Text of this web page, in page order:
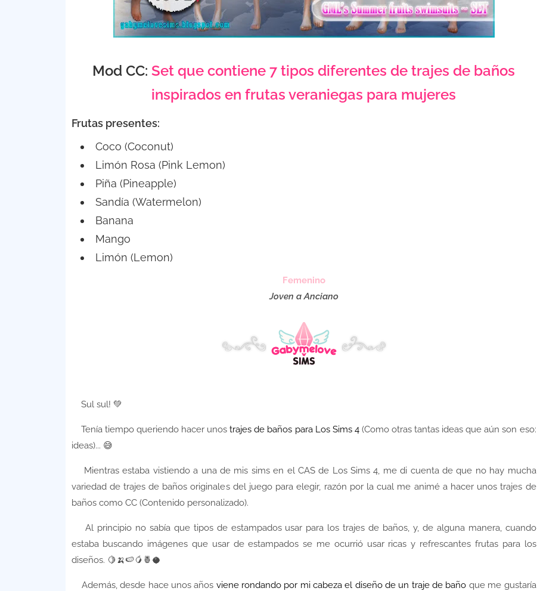
Mod CC: Set que contiene 7 tipos diferentes de trajes de baños
inspirados en frutas veraniegas para mujeres
Frutas presentes:
Coco (Coconut)
Limón Rosa (Pink Lemon)
Piña (Pineapple)
Sandía (Watermelon)
Banana
Mango
Limón (Lemon)
Femenino
Joven a Anciano
Sul sul! 💚
Tenía tiempo queriendo hacer unostrajes de baños para Los Sims 4(Como otras tantas ideas que aún son eso:
ideas)... 😅
Mientras estaba vistiendo a una de mis sims en el CAS de Los Sims 4, me di cuenta de que no hay mucha
variedad de trajes de baños originales del juego para elegir, razón por la cual me animé a hacer unos trajes de
baños como CC (Contenido personalizado).
Al principio no sabía que tipos de estampados usar para los trajes de baños, y, de alguna manera, cuando
estaba buscando imágenes que usar de estampados se me ocurrió usar ricas y refrescantes frutas para los
diseños. 🍋🍌🍉🥭🍍🥥
Además, desde hace unos años viene rondando por mi cabeza el diseño de un traje de baño que me gustaría